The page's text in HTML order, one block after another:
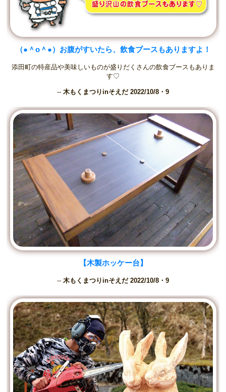
（●＾o＾●）お腹がすいたら、飲食ブースもありますよ！
添田町の特産品や美味しいものが盛りだくさんの飲食ブースもありま
す♡
-- 木もくまつりinそえだ 2022/10/8・9
【木製ホッケー台】
-- 木もくまつりinそえだ 2022/10/8・9